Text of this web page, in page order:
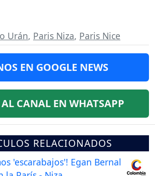
Urán, Paris Niza, Paris Nice
EN GOOGLE NEWS
CANAL EN WHATSAPP
RELACIONADOS